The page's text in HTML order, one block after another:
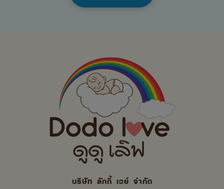
บริษัท ลักกี้ เวย์ จํากัด